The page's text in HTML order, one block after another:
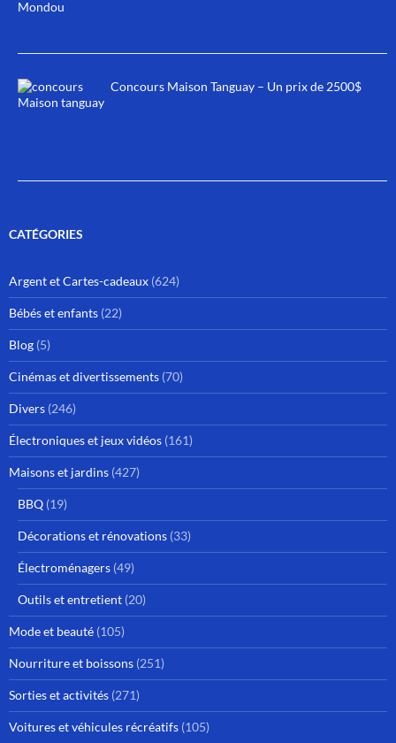
Concours Maison Tanguay – Un prix de 2500$
CATÉGORIES
Argent et Cartes-cadeaux (624)
Bébés et enfants (22)
Blog (5)
Cinémas et divertissements (70)
Divers (246)
Électroniques et jeux vidéos (161)
Maisons et jardins (427)
BBQ (19)
Décorations et rénovations (33)
Électroménagers (49)
Outils et entretient (20)
Mode et beauté (105)
Nourriture et boissons (251)
Sorties et activités (271)
Voitures et véhicules récréatifs (105)